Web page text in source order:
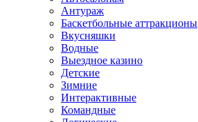
Антураж
Баскетбольные аттракционы
Вкусняшки
Водные
Выездное казино
Детские
Зимние
Интерактивные
Командные